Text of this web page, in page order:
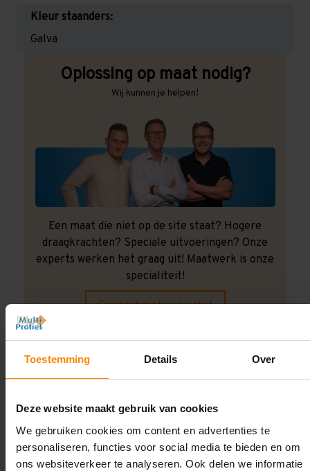
Toestemming Details Over
Deze website maakt gebruik van cookies
We gebruiken cookies om content en advertenties te
personaliseren, functies voor social media te bieden en om
ons websiteverkeer te analyseren. Ook delen we informatie
Kleur staanders:
Galva
Oplossing op maat nodig?
Wij kunnen je helpen!
Een maat die niet op de site staat? Hogere
draagkrachten? Speciale uitvoeringen? Onze
experts werken het graag uit! Maatwerk is onze
specialiteit!
Contact met specialist
Montage uitbesteden?